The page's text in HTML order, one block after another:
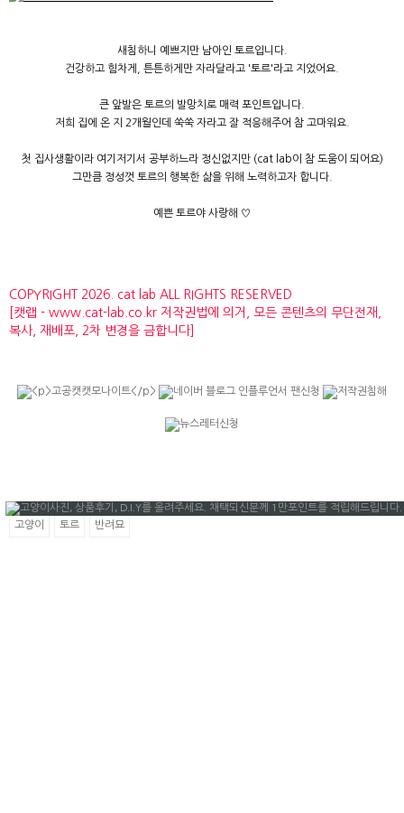
새침하니 예쁘지만 남아인 토르입니다.
건강하고 힘차게, 튼튼하게만 자라달라고 '토르'라고 지었어요.
큰 앞발은 토르의 발망치로 매력 포인트입니다.
저희 집에 온 지 2개월인데 쑥쑥 자라고 잘 적응해주어 참 고마워요.
첫 집사생활이라 여기저기서 공부하느라 정신없지만 (cat lab이 참 도움이 되어요)
그만큼 정성껏 토르의 행복한 삶을 위해 노력하고자 합니다.
예쁜 토르야 사랑해 ♡
COPYRIGHT 2026. cat lab ALL RIGHTS RESERVED
[캣랩 - www.cat-lab.co.kr 저작권법에 의거, 모든 콘텐츠의 무단전재,
복사, 재배포, 2차 변경을 금합니다]
고양이 토르 반려묘